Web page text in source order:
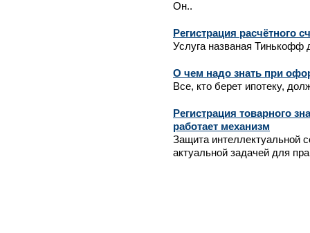
Он..
Регистрация расчётного
Услуга названая Тинькофф
О чем надо знать при
Все, кто берет ипотеку,
Регистрация товарного
работает механизм
Защита интеллектуальной
актуальной задачей для